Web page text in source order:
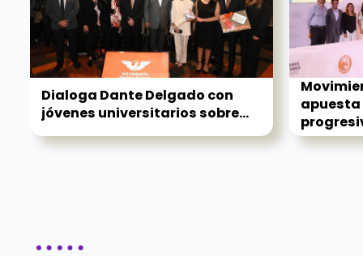
Dialoga Dante Delgado con
jóvenes universitarios sobre...